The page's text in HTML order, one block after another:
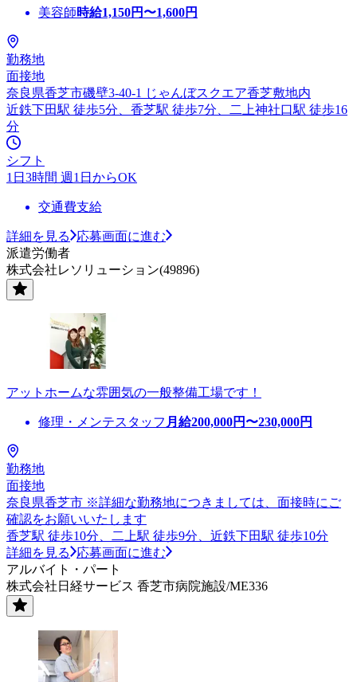
美容師時給1,150円〜1,600円
勤務地
面接地
奈良県香芝市磯壁3-40-1 じゃんぼスクエア香芝敷地内
近鉄下田駅 徒歩5分、香芝駅 徒歩7分、二上神社口駅 徒歩16
分
シフト
1日3時間 週1日からOK
交通費支給
詳細を見る
応募画面に進む
派遣労働者
株式会社レソリューション(49896)
アットホームな雰囲気の一般整備工場です！
修理・メンテスタッフ 月給200,000円〜230,000円
勤務地
面接地
奈良県香芝市 ※詳細な勤務地につきましては、面接時にご
確認をお願いいたします
香芝駅 徒歩10分、二上駅 徒歩9分、近鉄下田駅 徒歩10分
詳細を見る
応募画面に進む
アルバイト・パート
株式会社日経サービス 香芝市病院施設/ME336